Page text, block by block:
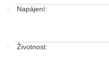
· Napájení:
· Životnost: